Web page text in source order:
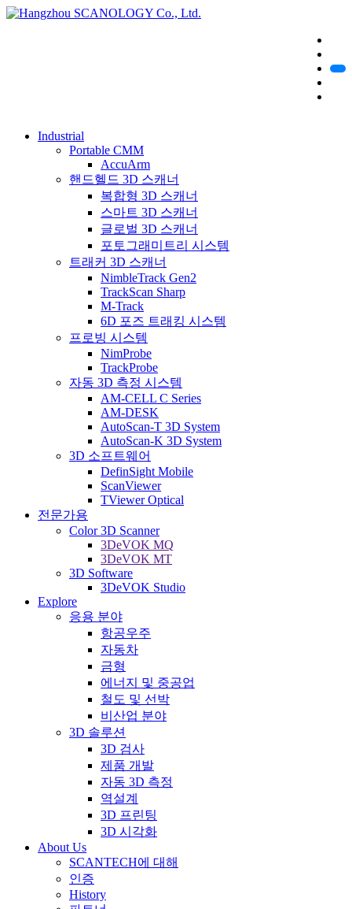
Industrial
Portable CMM
AccuArm
핸드헬드 3D 스캐너
복합형 3D 스캐너
스마트 3D 스캐너
글로벌 3D 스캐너
포토그래미트리 시스템
트래커 3D 스캐너
NimbleTrack Gen2
TrackScan Sharp
M-Track
6D 포즈 트래킹 시스템
프로빙 시스템
NimProbe
TrackProbe
자동 3D 측정 시스템
AM-CELL C Series
AM-DESK
AutoScan-T 3D System
AutoScan-K 3D System
3D 소프트웨어
DefinSight Mobile
ScanViewer
TViewer Optical
전문가용
Color 3D Scanner
3DeVOK MQ
3DeVOK MT
3D Software
3DeVOK Studio
Explore
응용 분야
항공우주
자동차
금형
에너지 및 중공업
철도 및 선박
비산업 분야
3D 솔루션
3D 검사
제품 개발
자동 3D 측정
역설계
3D 프린팅
3D 시각화
About Us
SCANTECH에 대해
인증
History